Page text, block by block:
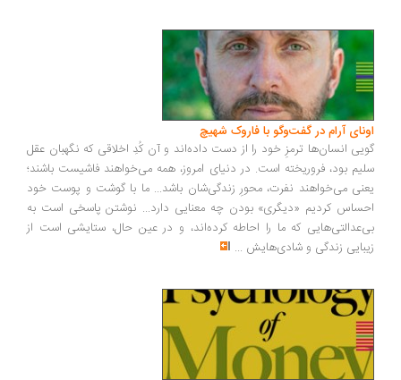
آرام در گفت‌وگو با فاروک شهیچ‭
انسان‌ها ترمزِ خود را از دست داده‌اند و آن کُدِ اخلاقی که نگهبان عقل
بود، فروریخته است. در دنیای امروز، همه می‌خواهند فاشیست باشند؛
می‌خواهند نفرت، محورِ زندگی‌شان باشد... ما با گوشت و پوست خود
کردیم «دیگری» بودن چه معنایی دارد... نوشتن پاسخی است به
که ما را احاطه کرده‌اند، و در عین حال، ستایشی است از
زندگی و شادی‌هایش...